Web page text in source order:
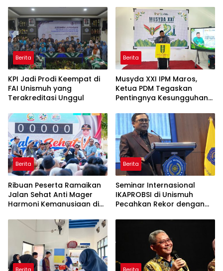
Berita
KPI Jadi Prodi Keempat di
FAI Unismuh yang
Terakreditasi Unggul
Berita
Musyda XXI IPM Maros,
Ketua PDM Tegaskan
Pentingnya Kesungguhan
Berita
Ribuan Peserta Ramaikan
Jalan Sehat Anti Mager
Harmoni Kemanusiaan di
Berita
Seminar Internasional
IKAPROBSI di Unismuh
Pecahkan Rekor dengan